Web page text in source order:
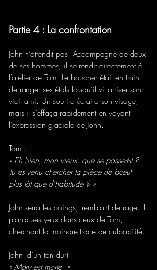
Partie 4 : La confrontation
John n’attendit pas. Accompagné de deux
de ses hommes, il se rendit directement à
l’atelier de Tom. Le boucher était en train
de ranger ses étals lorsqu’il vit arriver son
vieil ami. Un sourire éclaira son visage,
mais il s’effaça rapidement en voyant
l’expression glaciale de John.
Tom :
« Eh bien, mon vieux, que se passe-t-il ?
Tu es venu chercher ta pièce de bœuf
plus tôt que d’habitude ? »
John serra les poings, tremblant de rage. Il
planta ses yeux dans ceux de Tom,
cherchant la moindre trace de culpabilité.
John (d’un ton dur) :
« Mary est morte. »